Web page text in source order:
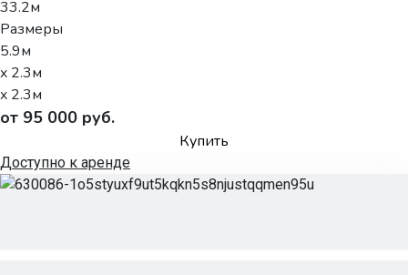
33.2м
Размеры
5.9м
x 2.3м
x 2.3м
от 95 000 руб.
Купить
Доступно к аренде